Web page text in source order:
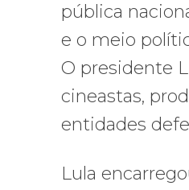
pública
e o meio
O presidente
cineastas,
entidades
Lula